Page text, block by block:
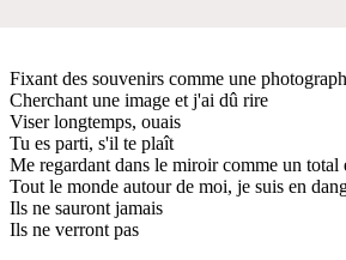
Fixant des souvenirs comme une
Cherchant une image et j'ai dû rire
Viser longtemps, ouais
Tu es parti, s'il te plaît
Me regardant dans le miroir comme un total
Tout le monde autour de moi, je suis en
Ils ne sauront jamais
Ils ne verront pas